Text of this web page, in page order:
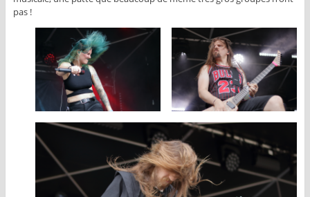
pas !